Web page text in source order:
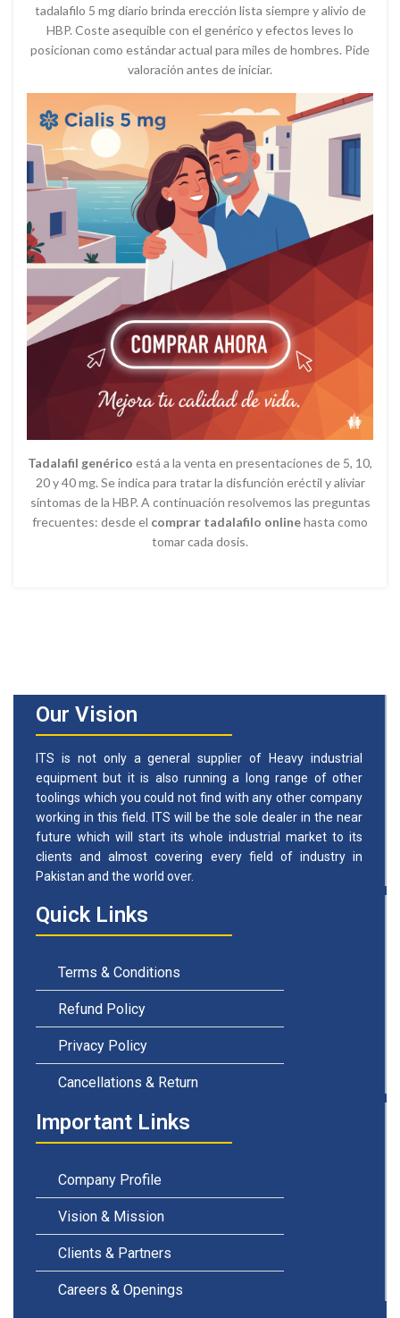
tadalafilo 5 mg diario brinda erección lista siempre y alivio de
HBP. Coste asequible con el genérico y efectos leves lo
posicionan como estándar actual para miles de hombres. Pide
valoración antes de iniciar.
Tadalafil genérico está a la venta en presentaciones de 5, 10,
20 y 40 mg. Se indica para tratar la disfunción eréctil y aliviar
síntomas de la HBP. A continuación resolvemos las preguntas
frecuentes: desde el comprar tadalafilo onlinehasta como
tomar cada dosis.
Our Vision
ITS is not only a general supplier of Heavy industrial
equipment but it is also running a long range of other
toolings which you could not find with any other company
working in this field. ITS will be the sole dealer in the near
future which will start its whole industrial market to its
clients and almost covering every field of industry in
Pakistan and the world over.
Quick Links
Terms & Conditions
Refund Policy
Privacy Policy
Cancellations & Return
Important Links
Company Profile
Vision & Mission
Clients & Partners
Careers & Openings